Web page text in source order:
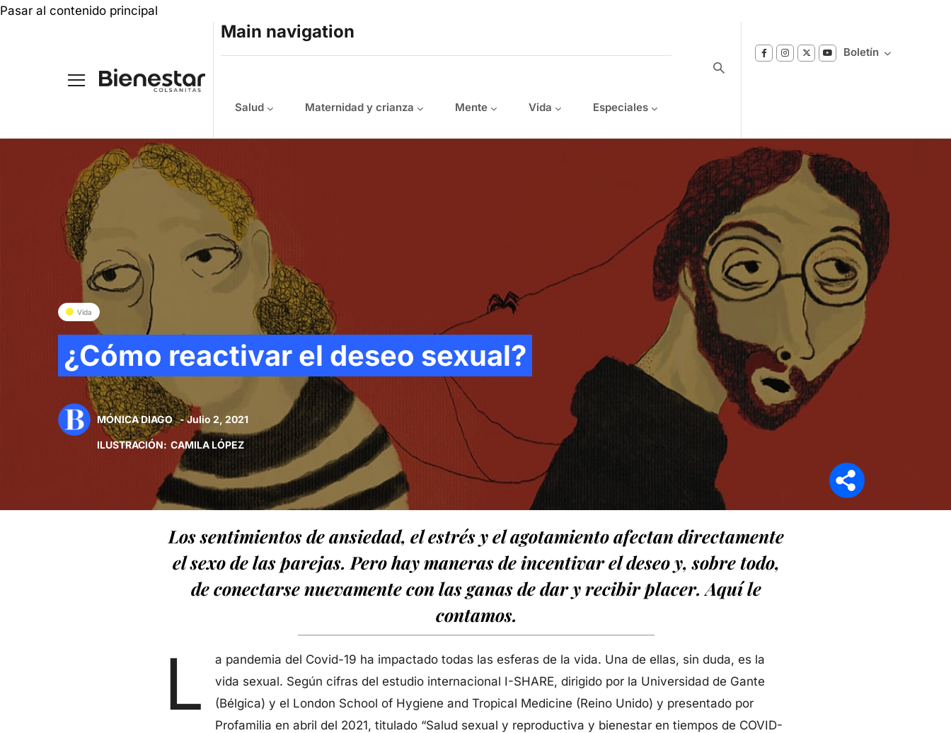
Pasar al contenido principal
Main navigation
Salud Maternidad y crianza Mente Vida Especiales
Boletín
Suscríbase a nuestro boletín
Reciba notificaciones sobre los temas de
Bienestar que le interesan.
Síganos en
Vida
¿Cómo reactivar el deseo sexual?
MÓNICA DIAGO - Julio 2, 2021
ILUSTRACIÓN: CAMILA LÓPEZ
Los sentimientos de ansiedad, el estrés y el agotamiento afectan directamente
el sexo de las parejas. Pero hay maneras de incentivar el deseo y, sobre todo,
de conectarse nuevamente con las ganas de dar y recibir placer. Aquí le
contamos.
L
a pandemia del Covid-19 ha impactado todas las esferas de la vida. Una de ellas, sin duda, es la
vida sexual. Según cifras del estudio internacional I-SHARE, dirigido por la Universidad de Gante
(Bélgica) y el London School of Hygiene and Tropical Medicine (Reino Unido) y presentado por
Profamilia en abril del 2021, titulado “Salud sexual y reproductiva y bienestar en tiempos de COVID-